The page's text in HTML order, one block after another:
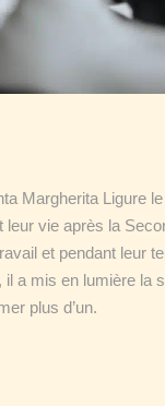
Margherita Ligure
vie après la
et pendant leur
a mis en lumière la
plus d’un.